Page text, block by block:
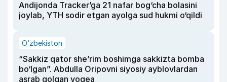
Andijonda Tracker’ga 21 nafar bog‘cha bolasini
joylab, YTH sodir etgan ayolga sud hukmi o‘qildi
O‘zbekiston
“Sakkiz qator she’rim boshimga sakkizta bomba
bo‘lgan”. Abdulla Oripovni siyosiy ayblovlardan
asrab qolgan voqea